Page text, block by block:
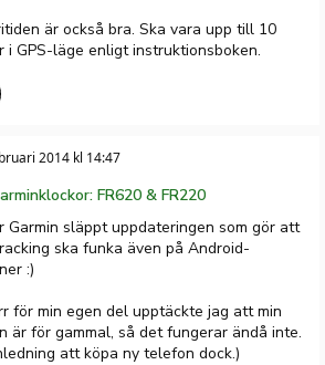
är också bra. Ska vara upp till 10
i GPS-läge enligt instruktionsboken.
2014 kl 14:47
FR620 & FR220
Garmin släppt uppdateringen som gör att
ska funka även på Android-
:)
för min egen del upptäckte jag att min
är för gammal, så det fungerar ändå inte.
att köpa ny telefon dock.)